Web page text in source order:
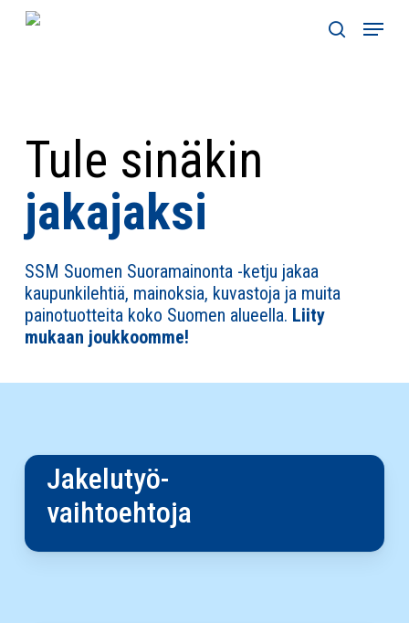
search
Menu
Tule sinäkin
jakajaksi
SSM Suomen Suoramainonta -ketju jakaa
kaupunkilehtiä, mainoksia, kuvastoja ja muita
painotuotteita koko Suomen alueella. Liity
mukaan joukkoomme!
Jakelutyö
Jakelutyö-
vaihtoehtoja